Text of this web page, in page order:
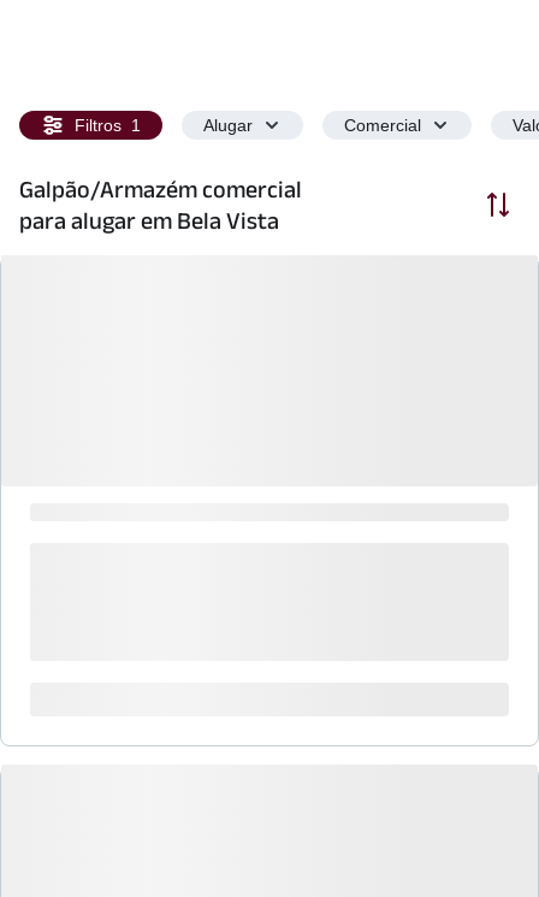
Filtros 1 Alugar Comercial
Galpão/Armazém comercial
para alugar em Bela Vista
Ordenar